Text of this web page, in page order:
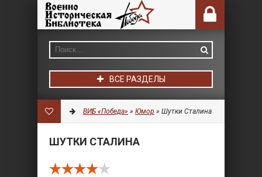
ВСЕ РАЗДЕЛЫ
ВИБ «Победа» » Юмор » Шутки Сталина
ШУТКИ СТАЛИНА